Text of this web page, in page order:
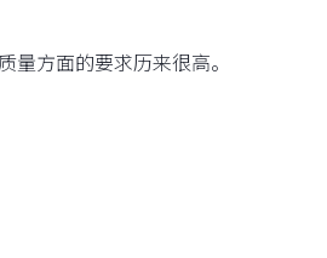
方面的要求历来很高。